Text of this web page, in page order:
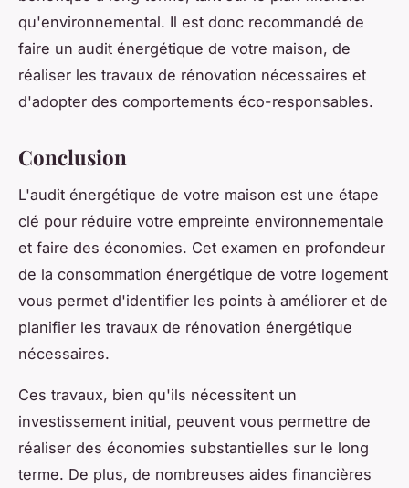
qu'environnemental. Il est donc recommandé de
faire un audit énergétique de votre maison, de
réaliser les travaux de rénovation nécessaires et
d'adopter des comportements éco-responsables.
Conclusion
L'audit énergétique de votre maison est une étape
clé pour réduire votre empreinte environnementale
et faire des économies. Cet examen en profondeur
de la consommation énergétique de votre logement
vous permet d'identifier les points à améliorer et de
planifier les travaux de rénovation énergétique
nécessaires.
Ces travaux, bien qu'ils nécessitent un
investissement initial, peuvent vous permettre de
réaliser des économies substantielles sur le long
terme. De plus, de nombreuses aides financières